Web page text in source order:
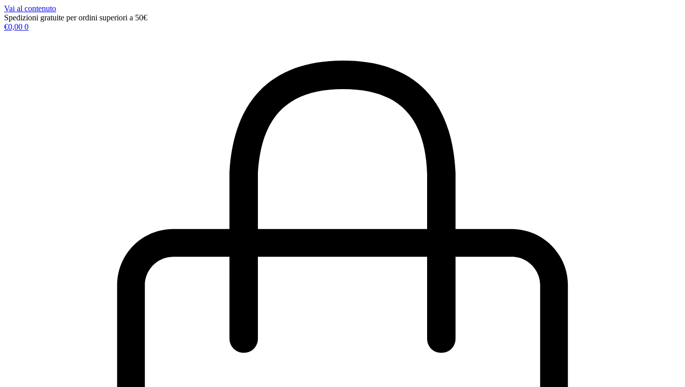
Vai al contenuto
Spedizioni gratuite per ordini superiori a 50€
€0,00 0